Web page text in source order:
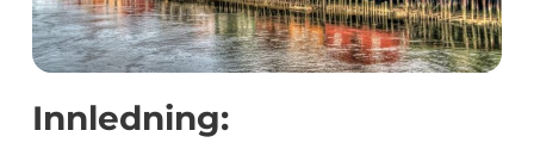
Innledning: